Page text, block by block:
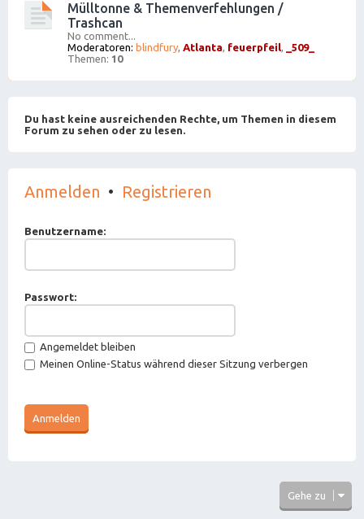
Mülltonne & Themenverfehlungen /
Trashcan
No comment...
Moderatoren: blindfury, Atlanta, feuerpfeil,
_509_
Themen: 10
Du hast keine ausreichenden Rechte, um Themen in diesem
Forum zu sehen oder zu lesen.
Anmelden • Registrieren
Benutzername:
Passwort:
Angemeldet bleiben
Meinen Online-Status während dieser Sitzung verbergen
Gehe zu